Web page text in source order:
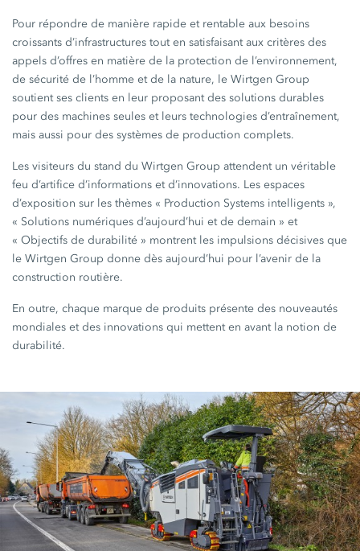
Pour répondre de manière rapide et rentable aux besoins
croissants d’infrastructures tout en satisfaisant aux critères des
appels d’offres en matière de la protection de l’environnement,
de sécurité de l’homme et de la nature, leWirtgen Group
soutient ses clients en leur proposant des solutions durables
pour des machines seules et leurs technologies d’entraînement,
mais aussi pour des systèmes de production complets.
Les visiteurs du stand duWirtgen Group attendent un véritable
feu d’artifice d’informations et d’innovations. Les espaces
d’exposition sur les thèmes « Production Systems intelligents »,
« Solutions numériques d’aujourd’hui et dedemain » et
« Objectifs dedurabilité » montrent les impulsions décisives que
leWirtgen Group donne dès aujourd’hui pour l’avenir de la
construction routière.
En outre, chaque marque de produits présente des nouveautés
mondiales et des innovations qui mettent en avant la notion de
durabilité.